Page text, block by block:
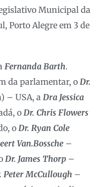
Municipal da
Porto Alegre em 3 de
Fernanda Barth.
da parlamentar, o Dr.
– USA, a Dra Jessica
o Dr. Chris Flowers
o Dr. Ryan Cole
Van.Bossche –
Dr. James Thorp –
Peter McCullough –